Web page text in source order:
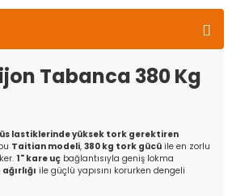
Tabanca 380 Kg
lastiklerinde yüksek tork gerektiren
Taitian modeli, 380 kg tork gücü ile en zorlu
1" kare uç bağlantısıyla geniş lokma
ile güçlü yapısını korurken dengeli